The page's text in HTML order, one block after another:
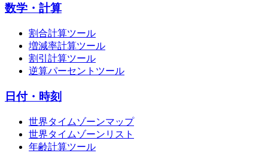
数学・計算
割合計算ツール
増減率計算ツール
割引計算ツール
逆算パーセントツール
日付・時刻
世界タイムゾーンマップ
世界タイムゾーンリスト
年齢計算ツール